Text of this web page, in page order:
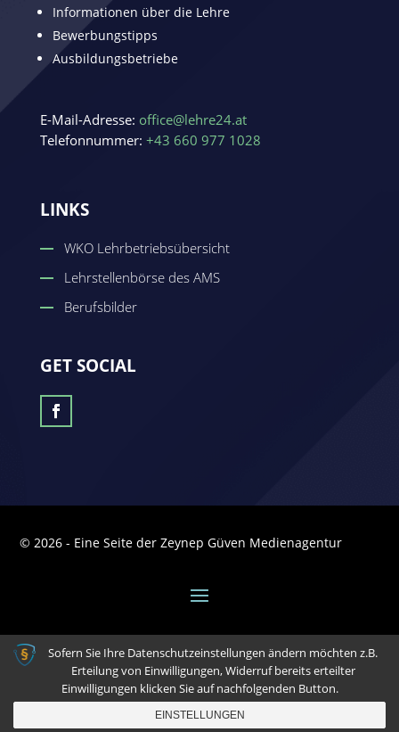
Informationen über die Lehre
Bewerbungstipps
Ausbildungsbetriebe
E-Mail-Adresse: office@lehre24.at
Telefonnummer: +43 660 977 1028
LINKS
WKO Lehrbetriebsübersicht
Lehrstellenbörse des AMS
Berufsbilder
GET SOCIAL
© 2026 - Eine Seite der Zeynep Güven Medienagentur
Sofern Sie Ihre Datenschutzeinstellungen ändern möchten z.B.
Erteilung von Einwilligungen, Widerruf bereits erteilter
Einwilligungen klicken Sie auf nachfolgenden Button.
EINSTELLUNGEN